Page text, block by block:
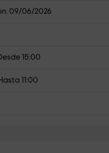
09/06/2026
15:00
11:00